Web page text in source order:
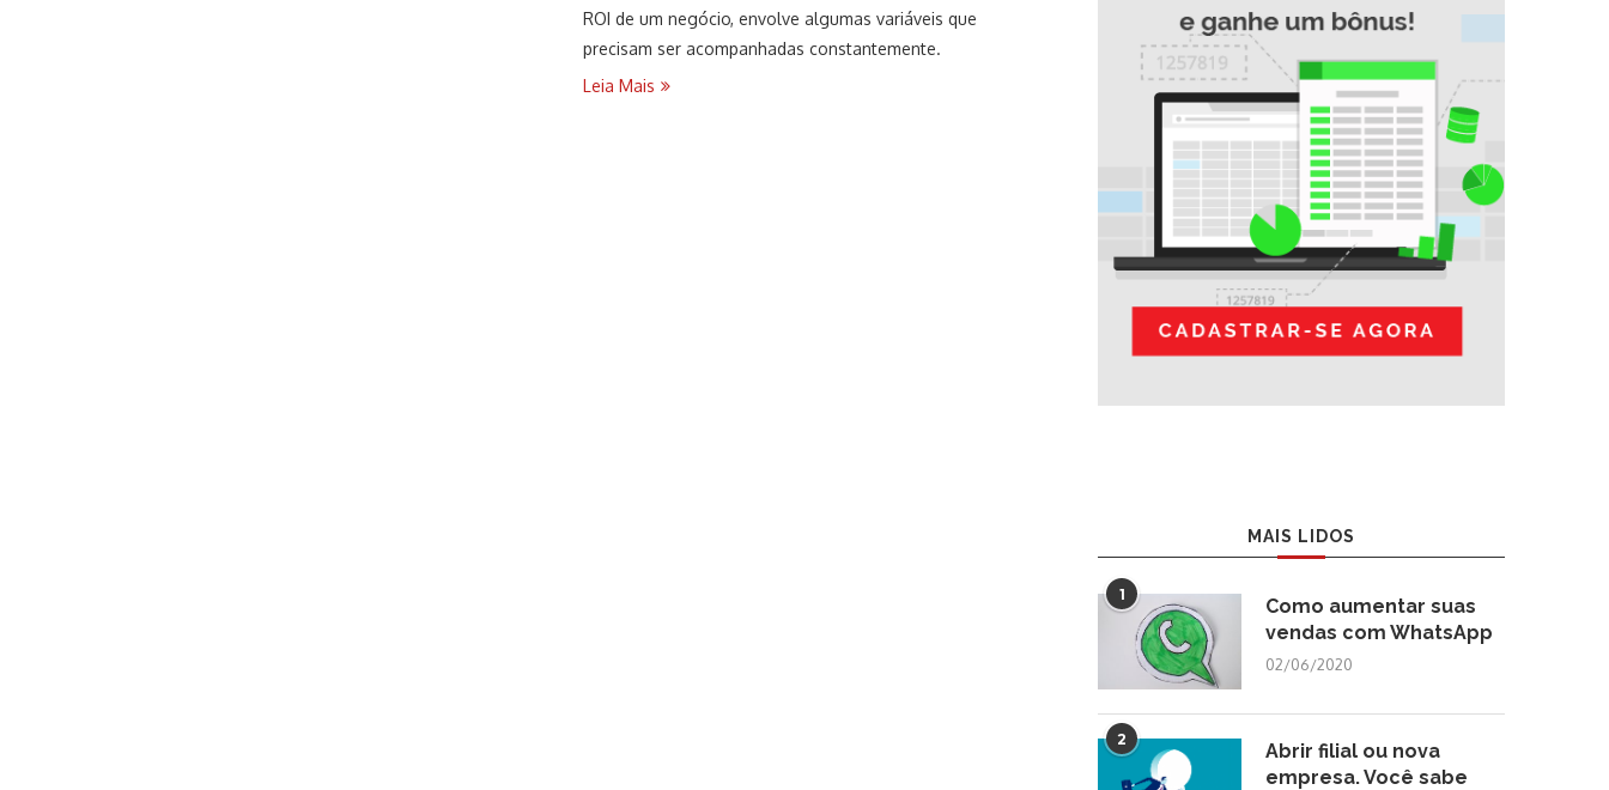
ROI de um negócio, envolve algumas variáveis que
precisam ser acompanhadas constantemente.
Leia Mais
MAIS LIDOS
1
Como aumentar suas
vendas com WhatsApp
02/06/2020
2
Abrir filial ou nova
empresa. Você sabe